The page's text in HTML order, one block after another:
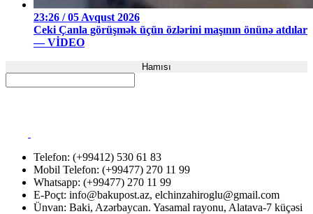
23:26 / 05 Avqust 2026
Ceki Çanla görüşmək üçün özlərini maşının önünə atdılar
— VİDEO
Hamısı
Telefon: (+99412) 530 61 83
Mobil Telefon: (+99477) 270 11 99
Whatsapp: (+99477) 270 11 99
E-Poçt: info@bakupost.az, elchinzahiroglu@gmail.com
Ünvan: Baki, Azərbaycan. Yasamal rayonu, Alatava-7 küçəsi